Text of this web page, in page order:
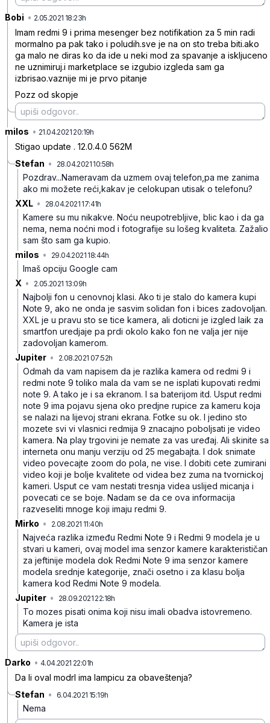
Bobi • 2.05.2021 18:23h
Imam redmi 9 i prima mesenger bez notifikation za 5 min radi
mormalno pa pak tako i poludih.sve je na on sto treba biti.ako
ga malo ne diras ko da ide u neki mod za spavanje a iskljuceno
ne uznimiruj.i marketplace se izgubio izgleda sam ga
izbrisao.vaznije mi je prvo pitanje
Pozz od skopje
milos • 21.04.2021 20:19h
Stigao update . 12.0.4.0 562M
Stefan • 28.04.2021 10:58h
Pozdrav...Nameravam da uzmem ovaj telefon,pa me zanima
ako mi možete reći,kakav je celokupan utisak o telefonu?
XXL • 28.04.2021 17:41h
Kamere su mu nikakve. Noću neupotrebljive, blic kao i da ga
nema, nema noćni mod i fotografije su lošeg kvaliteta. Zažalio
sam što sam ga kupio.
milos • 29.04.2021 18:44h
Imaš opciju Google cam
X • 2.05.2021 13:09h
Najbolji fon u cenovnoj klasi. Ako ti je stalo do kamera kupi
Note 9, ako ne onda je sasvim solidan fon i bices zadovoljan.
XXL je u pravu sto se tice kamera, ali doticni je izgled laik za
smartfon uredjaje pa prdi okolo kako fon ne valja jer nije
zadovoljan kamerom.
Jupiter • 2.08.2021 07:52h
Odmah da vam napisem da je razlika kamera od redmi 9 i
redmi note 9 toliko mala da vam se ne isplati kupovati redmi
note 9. A tako je i sa ekranom. I sa baterijom itd. Usput redmi
note 9 ima pojavu sjena oko predjne rupice za kameru koja
se nalazi na lijevoj strani ekrana. Fotke su ok. I jedino sto
mozete svi vi vlasnici redmija 9 znacajno poboljsati je video
kamera. Na play trgovini je nemate za vas uređaj. Ali skinite sa
interneta onu manju verziju od 25 megabajta. I dok snimate
video povecajte zoom do pola, ne vise. I dobiti cete zumirani
video koji je bolje kvalitete od videa bez zuma na tvornickoj
kameri. Usput ce vam nestati tresnja videa uslijed micanja i
povecati ce se boje. Nadam se da ce ova informacija
razveseliti mnoge koji imaju redmi 9.
Mirko • 2.08.2021 11:40h
Najveća razlika između Redmi Note 9 i Redmi 9 modela je u
stvari u kameri, ovaj model ima senzor kamere karakterističan
za jeftinije modela dok Redmi Note 9 ima senzor kamere
modela srednje kategorije, znači osetno i za klasu bolja
kamera kod Redmi Note 9 modela.
Jupiter • 28.09.2021 22:18h
To mozes pisati onima koji nisu imali obadva istovremeno.
Kamera je ista
Darko • 4.04.2021 22:01h
Da li oval modrl ima lampicu za obaveštenja?
Stefan • 6.04.2021 15:19h
Nema